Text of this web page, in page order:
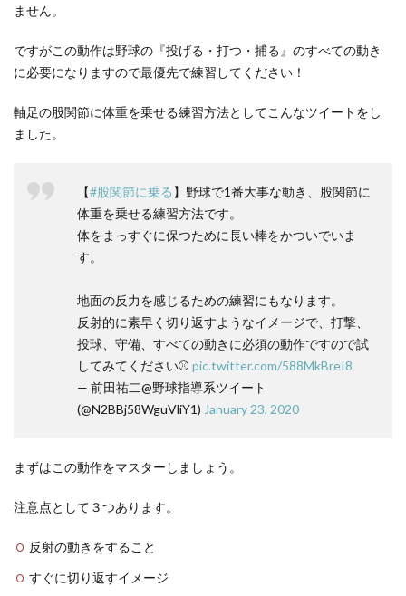
ません。
ですがこの動作は野球の『投げる・打つ・捕る』のすべての動き
に必要になりますので最優先で練習してください！
軸足の股関節に体重を乗せる練習方法としてこんなツイートをし
ました。
【#股関節に乗る 】野球で1番大事な動き、股関節に
体重を乗せる練習方法です。
体をまっすぐに保つために長い棒をかついでいま
す。
地面の反力を感じるための練習にもなります。
反射的に素早く切り返すようなイメージで、打撃、
投球、守備、すべての動きに必須の動作ですので試
してみてください⚾️ pic.twitter.com/588MkBreI8
— 前田祐二@野球指導系ツイート
(@N2BBj58WguVliY1) January 23, 2020
まずはこの動作をマスターしましょう。
注意点として３つあります。
反射の動きをすること
すぐに切り返すイメージ